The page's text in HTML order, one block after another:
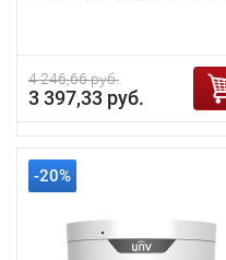
4 246,66 руб.
3 397,33 руб.
-20%